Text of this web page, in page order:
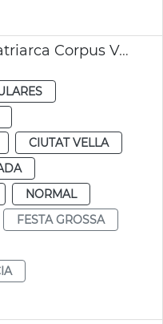
Reparación Roca El Patriarca Corpus València
CIUTAT VELLA
NORMAL
FESTA GROSSA